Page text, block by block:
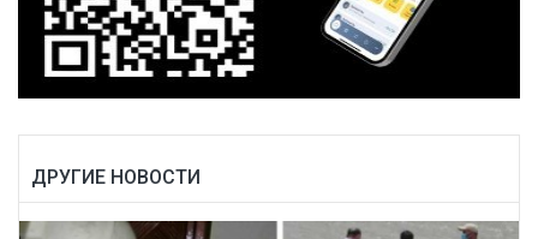
ДРУГИЕ НОВОСТИ